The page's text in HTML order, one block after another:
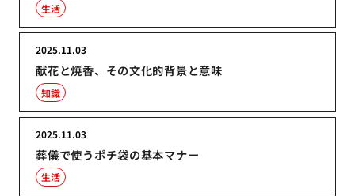
生活
献花と焼香、その文化的背景と意味
2025.11.03
知識
葬儀で使うポチ袋の基本マナー
2025.11.03
生活